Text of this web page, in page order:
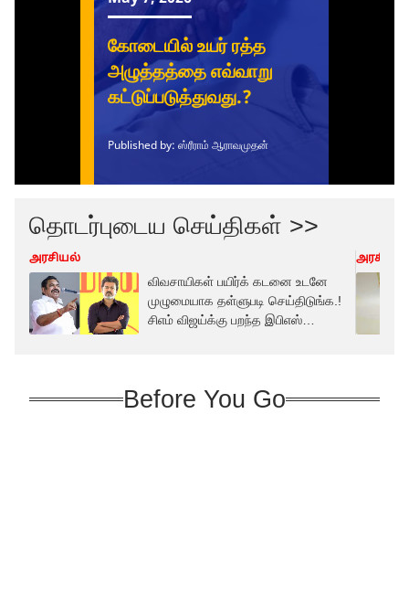
தொடர்புடைய செய்திகள் >>
அரசியல்
விவசாயிகள் பயிர்க் கடனை உடனே
முழுமையாக தள்ளுபடி செய்திடுங்க.!
சிஎம் விஜய்க்கு பறந்த இபிஎஸ்
அரசியல்
Before You Go